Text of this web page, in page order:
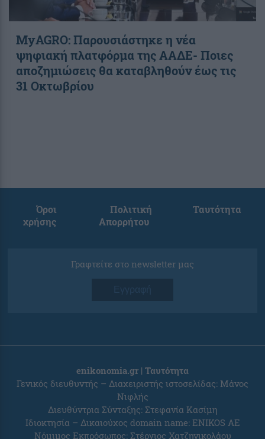
ΜyAGRO: Παρουσιάστηκε η νέα
ψηφιακή πλατφόρμα της ΑΑΔΕ- Ποιες
αποζημιώσεις θα καταβληθούν έως τις
31 Οκτωβρίου
Όροι
χρήσης
Πολιτική
Απορρήτου
Ταυτότητα
Γραφτείτε στο newsletter μας
Εγγραφή
enikonomia.gr | Ταυτότητα
Γενικός διευθυντής – Διαχειριστής ιστοσελίδας: Μάνος
Νιφλής
Διευθύντρια Σύνταξης: Στεφανία Κασίμη
Ιδιοκτησία – Δικαιούχος domain name: ENIKOS AE
Νόμιμος Εκπρόσωπος: Στέργιος Χατζηνικολάου